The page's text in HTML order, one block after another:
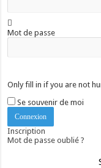
Mot de passe
Only fill in if you are not
Se souvenir de moi
Inscription
Mot de passe oublié ?